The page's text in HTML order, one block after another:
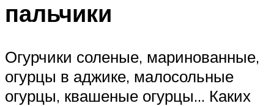
пальчики
Огурчики соленые, маринованные,
огурцы в аджике, малосольные
огурцы, квашеные огурцы… Каких